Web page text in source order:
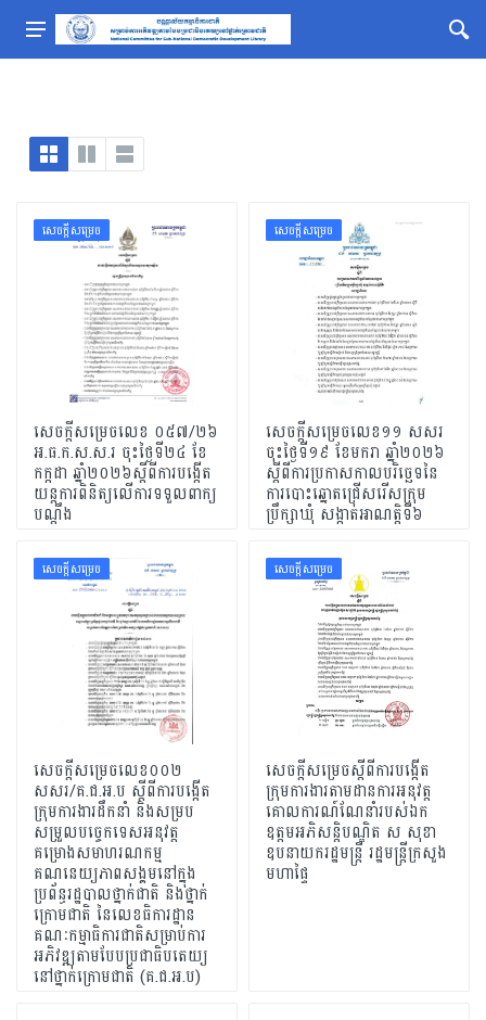
សេចក្ដីសម្រេច
សេចក្ដីសម្រេចលេខ ០៥៧/២៦
អ.ធ.ក.ស.ស.រ ចុះថ្ងៃទី២៤ ខែ
កក្កដា ឆ្នាំ២០២៦ស្ដីពីការបង្កើត
យន្តការពិនិត្យលើការទទួលពាក្យ
បណ្ដឹង
សេចក្ដីសម្រេច
សេចក្តីសម្រេចលេខ១១ សសរ
ចុះថ្ងៃទី១៩ ខែមករា ឆ្នាំ២០២៦
ស្តីពីការប្រកាសកាលបរិច្ឆេទនៃ
ការបោះឆ្នោតជ្រើសរើសក្រុម
ប្រឹក្សាឃុំ សង្កាត់អាណត្តិទី៦
សេចក្ដីសម្រេច
សេចក្តីសម្រេចលេខ០០២
សសរ/គ.ជ.អ.ប ស្តីពីការបង្កើត
ក្រុមការងារដឹកនាំ និងសម្រប
សម្រួលបច្ចេកទេសអនុវត្ត
គម្រោងសមាហរណកម្ម
គណនេយ្យភាពសង្គមនៅក្នុង
ប្រព័ន្ធរដ្ឋបាលថ្នាក់ជាតិ និងថ្នាក់
ក្រោមជាតិ នៃលេខធិការដ្ឋាន
គណៈកម្មាធិការជាតិសម្រាប់ការ
អភិវឌ្ឍតាមបែបប្រជាធិបតេយ្យ
នៅថ្នាក់ក្រោមជាតិ​ (គ.ជ.អ.ប)
សេចក្ដីសម្រេច
សេចក្តីសម្រេចស្តីពីការបង្កើត
ក្រុមការងារតាមដានការអនុវត្ត
គោលការណ៍ណែនាំរបស់ឯក
ឧត្តមអភិសន្តិបណ្ឌិត ស សុខា
ឧបនាយករដ្ឋមន្រ្តី រដ្ឋមន្រ្តីក្រសួង
មហាផ្ទៃ